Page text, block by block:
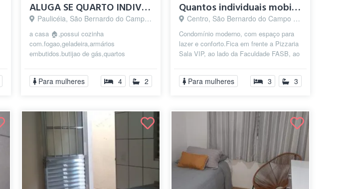
ALUGA SE QUARTO INDIVIDUAL MOBILIADO
Paulicéia, São Bernardo do Campo - SP
a casa 🏠,possui cozinha
com.fogao,geladeira,armários
embutidos.butijao de gás,quartos
tem .errado atrás de cas...
Para mulheres 4 2
Quantos individuais mobiliados
Centro, São Bernardo do Campo - SP
Condomínio moderno, com espaço para
lazer e conforto.Fica em frente a Pizzaria
Sala VIP, ao lado da Faculdade FASB, ao
Para mulheres 3 3